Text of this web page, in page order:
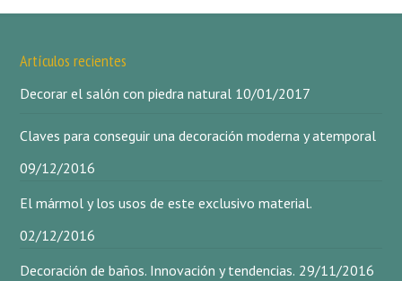
Artículos recientes
Decorar el salón con piedra natural 10/01/2017
Claves para conseguir una decoración moderna y atemporal
09/12/2016
El mármol y los usos de este exclusivo material.
02/12/2016
Decoración de baños. Innovación y tendencias. 29/11/2016